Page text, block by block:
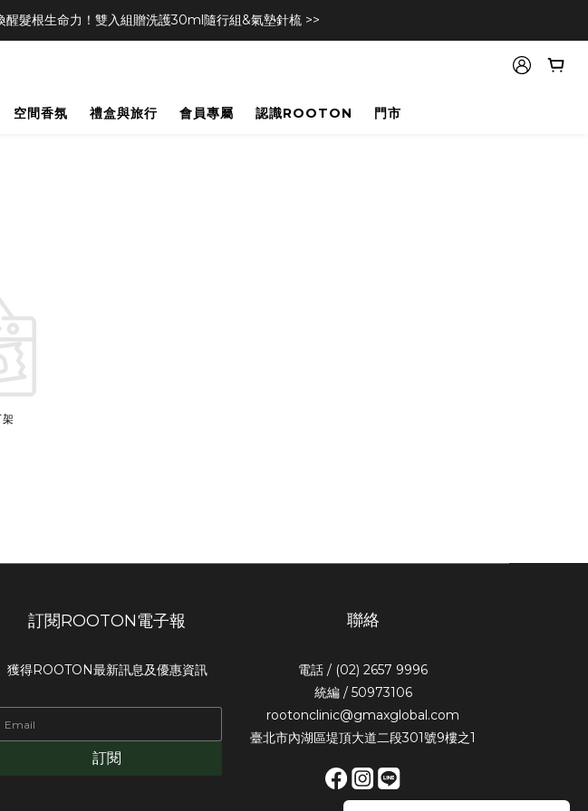
醒髮根生命力！雙入組贈洗護30ml隨行組&氣墊針梳 >>
空間香氛 禮盒與旅行 會員專屬 認識ROOTON 門市
架
訂閱ROOTON電子報
獲得ROOTON最新訊息及優惠資訊
訂閱
聯絡
電話 / (02) 2657 9996
統編 / 50973106
rootonclinic@gmaxglobal.com
臺北市內湖區堤頂大道二段301號9樓之1